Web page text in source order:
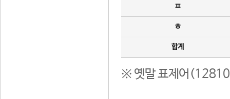
ㅍ
ㅎ
합계
※ 옛말 표제어(12810